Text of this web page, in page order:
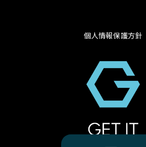
個人情報保護方針